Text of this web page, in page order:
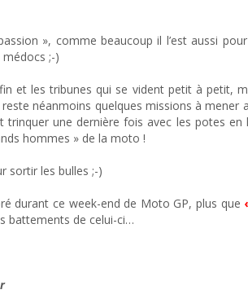
», comme beaucoup il l’est aussi
;-)
et les tribunes qui se vident petit à petit,
néanmoins quelques missions à mener
une dernière fois avec les potes en
hommes » de la moto !
sortir les bulles ;-)
durant ce week-end de Moto GP, plus que
battements de celui-ci…